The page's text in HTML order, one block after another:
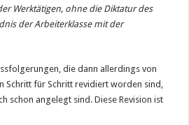
Werktätigen, ohne die Diktatur des
der Arbeiterklasse mit der
die dann allerdings von
Schritt für Schritt revidiert worden sind,
schon angelegt sind. Diese Revision ist